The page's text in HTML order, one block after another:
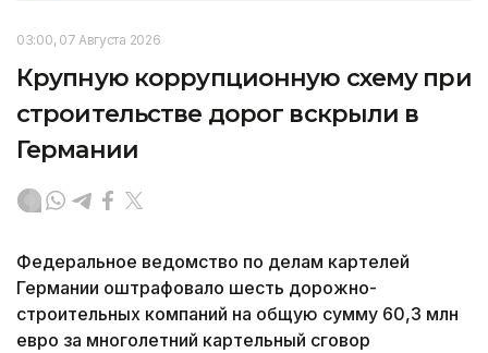
03:00, 07 Августа 2026
Крупную коррупционную схему при
строительстве дорог вскрыли в
Германии
Федеральное ведомство по делам картелей
Германии оштрафовало шесть дорожно-
строительных компаний на общую сумму 60,3 млн
евро за многолетний картельный сговор